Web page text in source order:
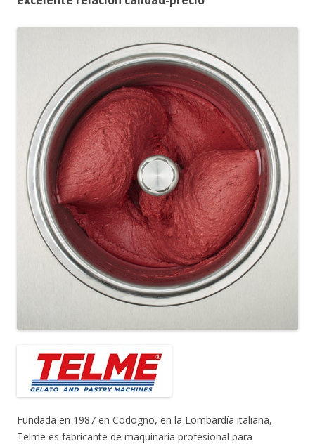
Fundada en 1987 en Codogno, en la Lombardía italiana,
Telme es fabricante de maquinaria profesional para